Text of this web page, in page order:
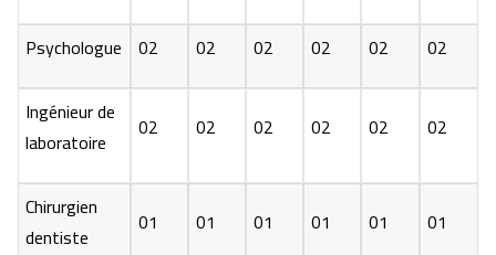
Psychologue 02 02 02 02 02
02
Ingénieur de
laboratoire
02 02 02 02 02 02
Chirurgien
dentiste
01 01 01 01 01 01